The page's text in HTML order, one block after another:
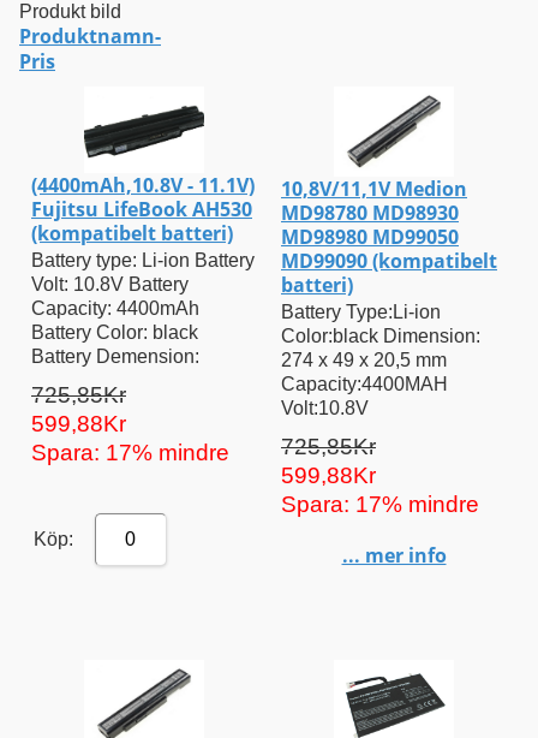
Produkt bild
Produktnamn-
Pris
(4400mAh,10.8V - 11.1V)
Fujitsu LifeBook AH530
(kompatibelt batteri)
Battery type: Li-ion Battery
Volt: 10.8V Battery
Capacity: 4400mAh
Battery Color: black
Battery Demension:
725,85Kr
599,88Kr
Spara: 17% mindre
Köp: 0
10,8V/11,1V Medion
MD98780 MD98930
MD98980 MD99050
MD99090 (kompatibelt
batteri)
Battery Type:Li-ion
Color:black Dimension:
274 x 49 x 20,5 mm
Capacity:4400MAH
Volt:10.8V
725,85Kr
599,88Kr
Spara: 17% mindre
... mer info